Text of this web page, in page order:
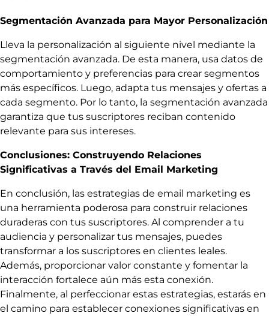
Segmentación Avanzada para Mayor Personalización
Lleva la personalización al siguiente nivel mediante la
segmentación avanzada. De esta manera, usa datos de
comportamiento y preferencias para crear segmentos
más específicos. Luego, adapta tus mensajes y ofertas a
cada segmento. Por lo tanto, la segmentación avanzada
garantiza que tus suscriptores reciban contenido
relevante para sus intereses.
Conclusiones: Construyendo Relaciones
Significativas a Través del Email Marketing
En conclusión, las estrategias de email marketing es
una herramienta poderosa para construir relaciones
duraderas con tus suscriptores. Al comprender a tu
audiencia y personalizar tus mensajes, puedes
transformar a los suscriptores en clientes leales.
Además, proporcionar valor constante y fomentar la
interacción fortalece aún más esta conexión.
Finalmente, al perfeccionar estas estrategias, estarás en
el camino para establecer conexiones significativas en